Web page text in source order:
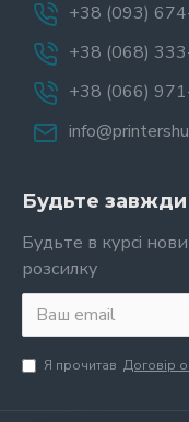
+38 (093)
+38 (068)
+38 (066)
Будьте завжди
Будьте в курсі
розсилку
Я прочитав Договір